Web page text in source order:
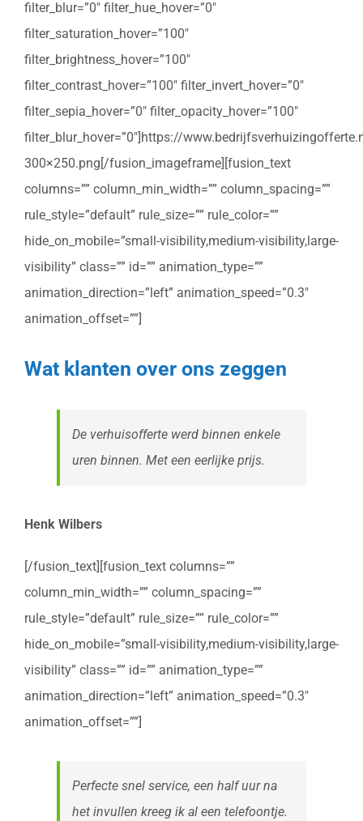
filter_blur=”0″ filter_hue_hover=”0″
filter_saturation_hover=”100″
filter_brightness_hover=”100″
filter_contrast_hover=”100″ filter_invert_hover=”0″
filter_sepia_hover=”0″ filter_opacity_hover=”100″
filter_blur_hover=”0″]https://
300×250.png[/fusion_imageframe][fusion_text
columns=”” column_min_width=”” column_spacing=””
rule_style=”default” rule_size=”” rule_color=””
hide_on_mobile=”small-visibility,medium-visibility,large-
visibility” class=”” id=”” animation_type=””
animation_direction=”left” animation_speed=”0.3″
animation_offset=””]
Wat klanten over ons zeggen
De verhuisofferte werd binnen enkele
uren binnen. Met een eerlijke prijs.
Henk Wilbers
[/fusion_text][fusion_text columns=””
column_min_width=”” column_spacing=””
rule_style=”default” rule_size=”” rule_color=””
hide_on_mobile=”small-visibility,medium-visibility,large-
visibility” class=”” id=”” animation_type=””
animation_direction=”left” animation_speed=”0.3″
animation_offset=””]
Perfecte snel service, een half uur na
het invullen kreeg ik al een telefoontje.